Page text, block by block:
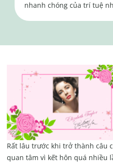
nhanh chóng của trí tuệ
Rất lâu trước khi trở thành câu
quan tâm vì kết hôn quá nhiều